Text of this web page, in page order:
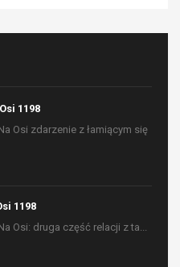
1198
Osi zdarzenie z łamiącym się
1198
Osi: druga część relacji z ta...